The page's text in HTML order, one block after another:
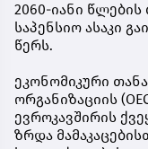
2060-იანი
საპენსიო ასაკი
წერს.
ეკონომიკური
ორგანიზაციის
ევროკავშირის
ზრდა